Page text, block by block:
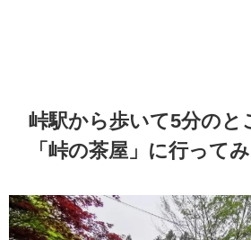
峠駅から歩いて5分のと
「峠の茶屋」に行って